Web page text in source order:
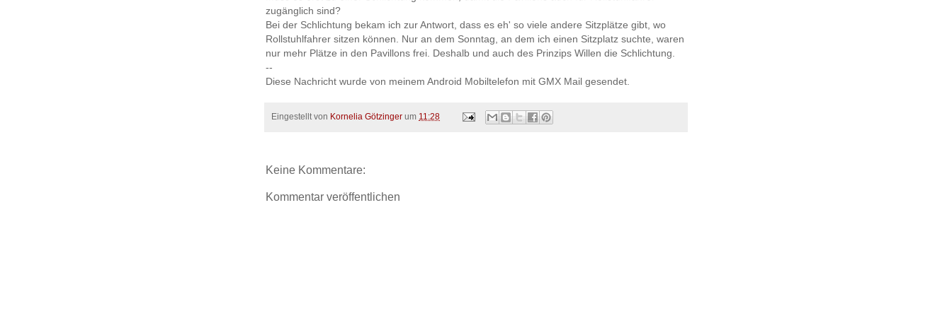
zugänglich sind?
Bei der Schlichtung bekam ich zur Antwort, dass es eh' so viele andere Sitzplätze gibt, wo
Rollstuhlfahrer sitzen können. Nur an dem Sonntag, an dem ich einen Sitzplatz suchte, waren
nur mehr Plätze in den Pavillons frei. Deshalb und auch des Prinzips Willen die Schlichtung.
--
Diese Nachricht wurde von meinem Android Mobiltelefon mit GMX Mail gesendet.
Eingestellt von Kornelia Götzinger um 11:28
Keine Kommentare:
Kommentar veröffentlichen